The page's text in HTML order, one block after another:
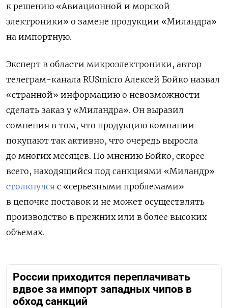
к решению «Авиационной и морской
электроники» о замене продукции «Миландра»
на импортную.
Эксперт в области микроэлектроники, автор
телеграм-канала RUSmicro Алексей Бойко назвал
«странной» информацию о невозможности
сделать заказ у «Миландра». Он выразил
сомнения в том, что продукцию компании
покупают так активно, что очередь выросла
до многих месяцев. По мнению Бойко, скорее
всего, находящийся под санкциями «Миландр»
столкнулся с «серьезными проблемами»
в цепочке поставок и не может осуществлять
производство в прежних или в более высоких
объемах.
России приходится переплачивать
вдвое за импорт западных чипов в
обход санкций